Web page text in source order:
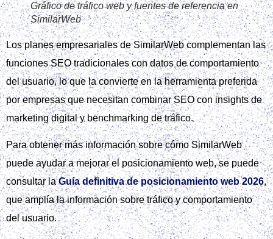
Gráfico de tráfico web y fuentes de referencia en
SimilarWeb
Los planes empresariales de SimilarWeb complementan las
funciones SEO tradicionales con datos de comportamiento
del usuario, lo que la convierte en la herramienta preferida
por empresas que necesitan combinar SEO con insights de
marketing digital y benchmarking de tráfico.
Para obtener más información sobre cómo SimilarWeb
puede ayudar a mejorar el posicionamiento web, se puede
consultar laGuía definitiva de posicionamiento web 2026,
que amplía la información sobre tráfico y comportamiento
del usuario.